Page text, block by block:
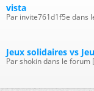
vista
Par invite761d1f5e dans
Jeux solidaires vs
Par shokin dans le forum